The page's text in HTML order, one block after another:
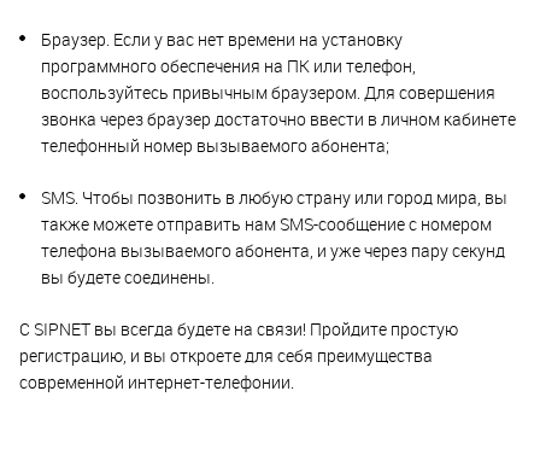
Браузер. Если у вас нет времени на установку
программного обеспечения на ПК или телефон,
воспользуйтесь привычным браузером. Для совершения
звонка через браузер достаточно ввести в личном кабинете
телефонный номер вызываемого абонента;
SMS. Чтобы позвонить в любую страну или город мира, вы
также можете отправить нам SMS-сообщение с номером
телефона вызываемого абонента, и уже через пару секунд
вы будете соединены.
С SIPNET вы всегда будете на связи! Пройдите простую
регистрацию, и вы откроете для себя преимущества
современной интернет-телефонии.